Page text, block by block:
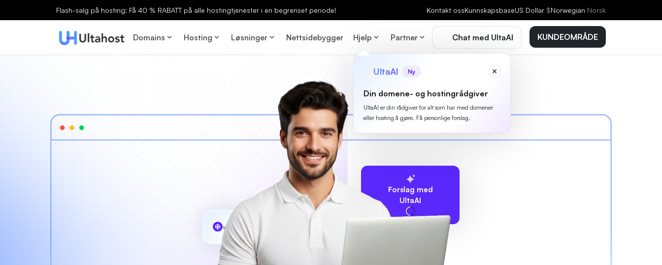
Flash-salg på hosting: Få 40 % RABATT på alle hostingtjenester i en begrenset periode! Kontakt ossKunnskapsbaseUS Dollar $Norwegian Norsk
Domains Hosting Løsninger Nettsidebygger Hjelp Partner Chat med UltaAI
UltaAI Ny
Din domene- og hostingrådgiver
UltaAI er din rådgiver for alt som har med domener
eller hosting å gjøre. Få personlige forslag.
KUNDEOMRÅDE
Forslag med
UltaAI
www MyCafe